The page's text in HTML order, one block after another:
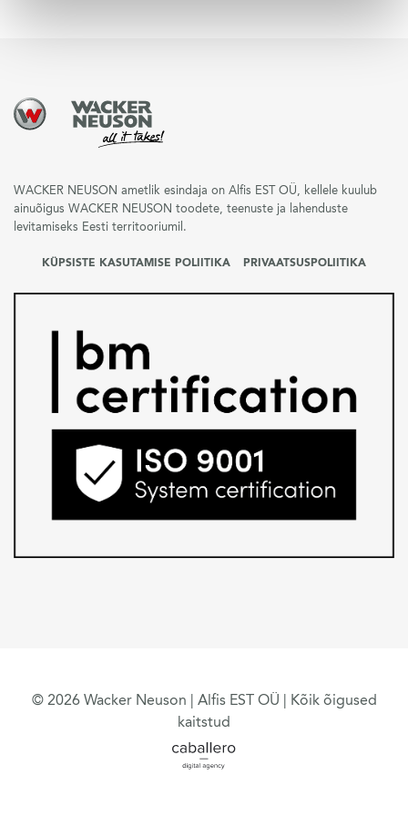
WACKER NEUSON ametlik esindaja on Alfis EST OÜ, kellele kuulub
ainuõigus WACKER NEUSON toodete, teenuste ja lahenduste
levitamiseks Eesti territooriumil.
KÜPSISTE KASUTAMISE POLIITIKA PRIVAATSUSPOLIITIKA
© 2026 Wacker Neuson | Alfis EST OÜ | Kõik õigused
kaitstud